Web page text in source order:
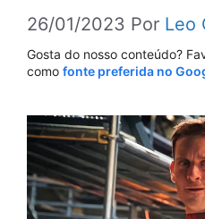
26/01/2023 Por Leo
Gosta do nosso conteúdo?
como fonte preferida no